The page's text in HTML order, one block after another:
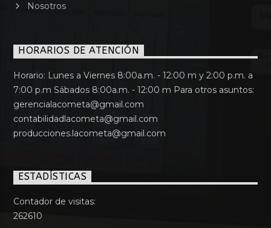
Nosotros
HORARIOS DE ATENCIÓN
Horario: Lunes a Viernes 8:00a.m. - 12:00 m y 2:00 p.m. a
7:00 p.m Sábados 8:00a.m. - 12:00 m Para otros asuntos:
gerencialacometa@gmail.com
contabilidadlacometa@gmail.com
producciones.lacometa@gmail.com
ESTADÍSTICAS
Contador de visitas:
262610